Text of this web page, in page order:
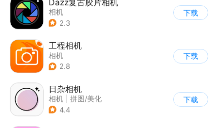
相机
2.3
下载
工程相机
相机
2.8
下载
日杂相机
相机
拼图/美化
| 图片美化
4.4
下载